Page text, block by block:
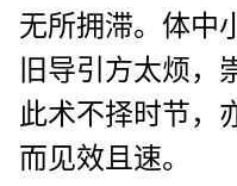
无所拥滞。体中
旧导引方太烦，
此术不择时节，
而见效且速。